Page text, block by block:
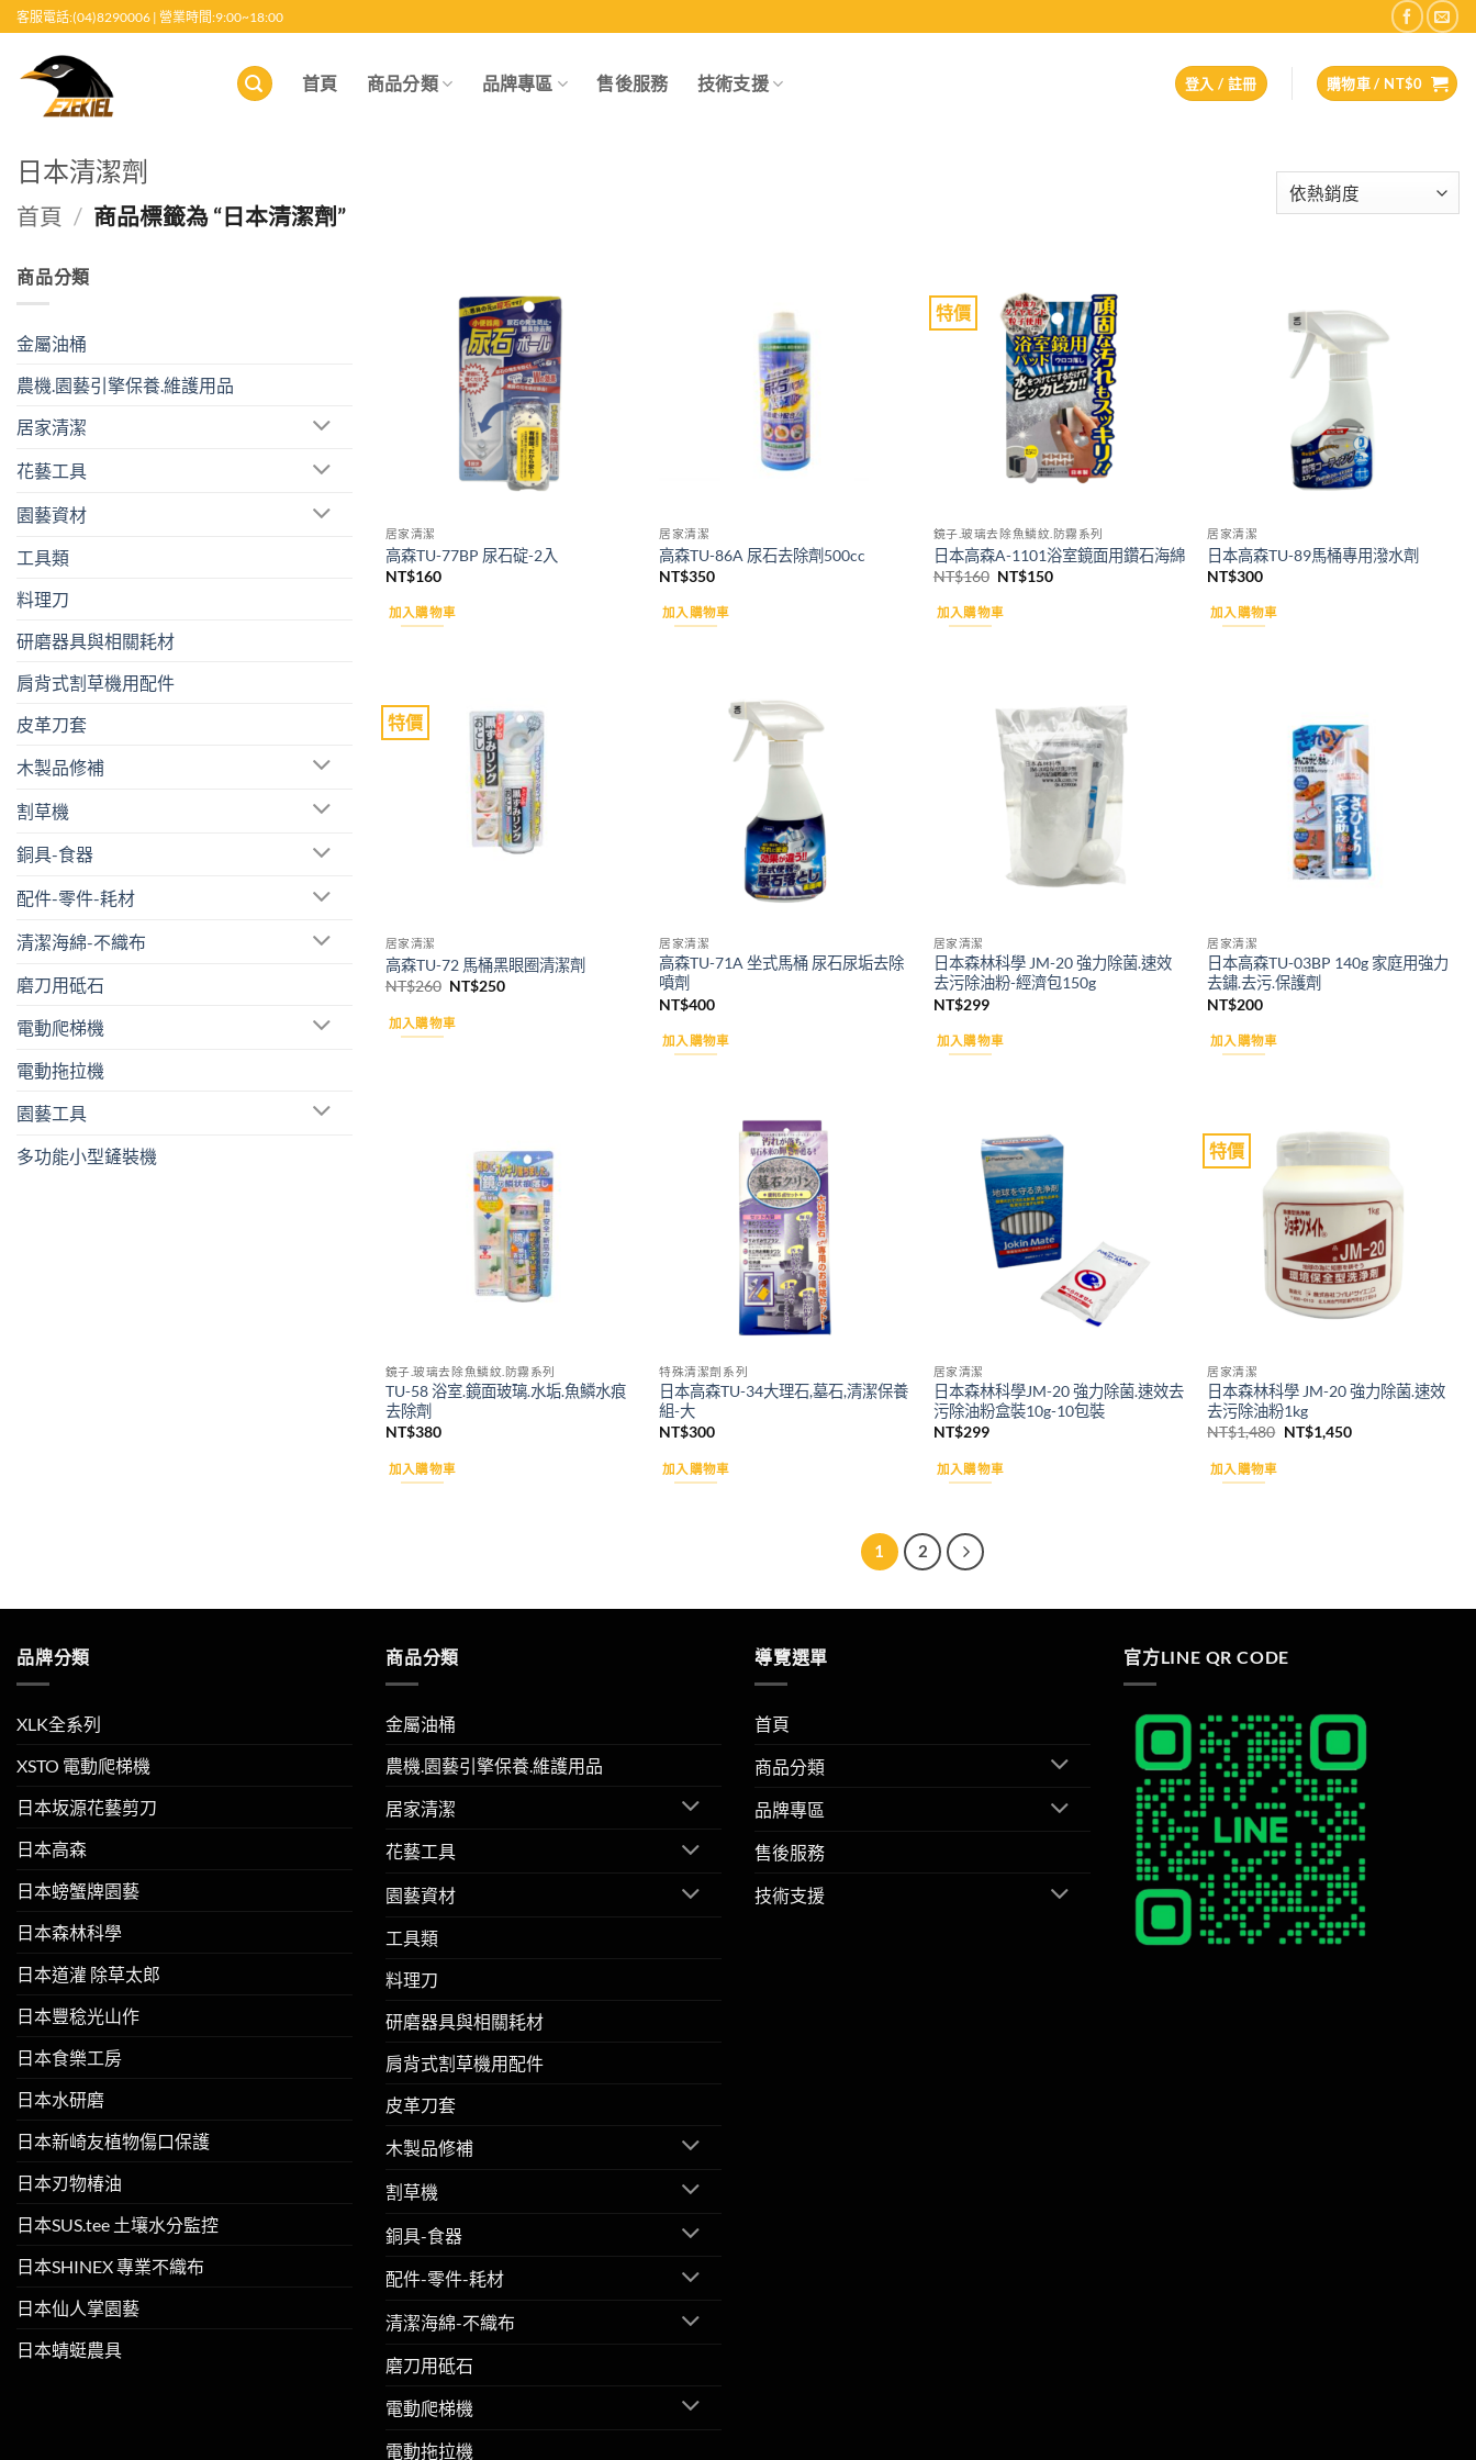
至
客服電話:(04)8290006 | 營業時間:9:00~18:00
首頁 商品分類 品牌專區 售後服務 技術支援 登入 / 註冊 購物車 / NT$0
日本清潔劑
首頁 / 商品標籤為 “日本清潔劑”
商品分類
金屬油桶
農機.園藝引擎保養.維護用品
居家清潔
花藝工具
園藝資材
工具類
料理刀
研磨器具與相關耗材
肩背式割草機用配件
皮革刀套
木製品修補
割草機
銅具-食器
配件-零件-耗材
清潔海綿-不織布
磨刀用砥石
電動爬梯機
電動拖拉機
園藝工具
多功能小型鏟裝機
居家清潔
高森TU-77BP 尿石碇-2入
NT$160
加入購物車
居家清潔
高森TU-86A 尿石去除劑500cc
NT$350
加入購物車
特價
鏡子.玻璃去除魚鱗紋.防霧系列
日本高森A-1101浴室鏡面用鑽石海綿
NT$160 原
價
格：
NT$150目
加入購物車
居家清潔
日本高森TU-89馬桶專用潑水劑
NT$300
加入購物車
特價
居家清潔
高森TU-72 馬桶黑眼圈清潔劑
NT$260 原
價
格：
NT$250目
加入購物車
居家清潔
高森TU-71A 坐式馬桶 尿石尿垢去除
噴劑
NT$400
加入購物車
居家清潔
日本森林科學 JM-20 強力除菌.速效
去污除油粉-經濟包150g
NT$299
加入購物車
居家清潔
日本高森TU-03BP 140g 家庭用強力
去鏽.去污.保護劑
NT$200
加入購物車
鏡子.玻璃去除魚鱗紋.防霧系列
TU-58 浴室.鏡面玻璃.水垢.魚鱗水痕
去除劑
NT$380
加入購物車
特殊清潔劑系列
日本高森TU-34大理石,墓石,清潔保養
組-大
NT$300
加入購物車
居家清潔
日本森林科學JM-20 強力除菌.速效去
污除油粉盒裝10g-10包裝
NT$299
加入購物車
特價
居家清潔
日本森林科學 JM-20 強力除菌.速效
去污除油粉1kg
NT$1,480 原
NT$1,450目
加入購物車
1 2
品牌分類
XLK全系列
XSTO 電動爬梯機
日本坂源花藝剪刀
日本高森
日本螃蟹牌園藝
日本森林科學
日本道灌 除草太郎
日本豐稔光山作
日本食樂工房
日本水研磨
日本新崎友植物傷口保護
日本刃物椿油
日本SUS.tee 土壤水分監控
日本SHINEX 專業不織布
日本仙人掌園藝
日本蜻蜓農具
商品分類
金屬油桶
農機.園藝引擎保養.維護用品
居家清潔
花藝工具
園藝資材
工具類
料理刀
研磨器具與相關耗材
肩背式割草機用配件
皮革刀套
木製品修補
割草機
銅具-食器
配件-零件-耗材
清潔海綿-不織布
磨刀用砥石
電動爬梯機
電動拖拉機
導覽選單
首頁
商品分類
品牌專區
售後服務
技術支援
官方LINE QR CODE